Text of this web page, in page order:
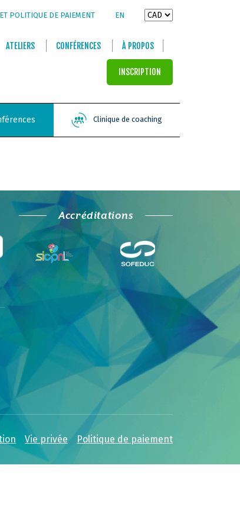
POLITIQUE DE PAIEMENT EN
ATELIERS CONFÉRENCES À PROPOS
INSCRIPTION
Clinique de coaching
Accréditations
Vie privée Politique de paiement